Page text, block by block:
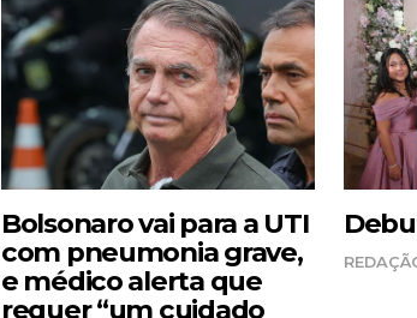
Bolsonaro vai para a UTI
com pneumonia grave,
e médico alerta que
requer “um cuidado